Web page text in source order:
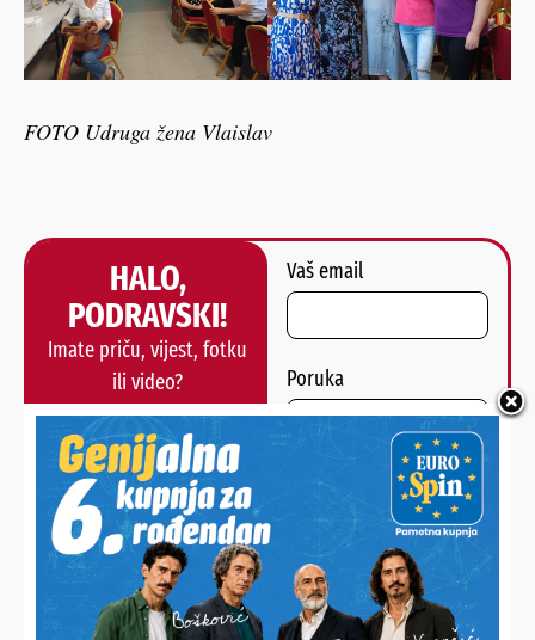
FOTO Udruga žena Vlaislav
HALO,
PODRAVSKI!
Imate priču, vijest, fotku
ili video?
Nešto vas muči ili želite
nešto/nekoga pohvaliti?
Javite nam se!
Vaš email
Poruka
POŠALJI
Alternative: